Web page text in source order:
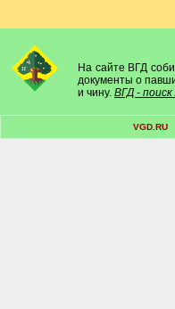
На сайте ВГД
документы о
и чину. ВГД -
VGD.RU